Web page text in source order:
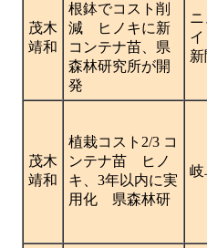
茂木
靖和
根鉢でコスト削
減 ヒノキに新
コンテナ苗、県
森林研究所が開
発
イ
新
茂木
靖和
植栽コスト2/3 コ
ンテナ苗 ヒノ
キ、3年以内に実
用化 県森林研
岐